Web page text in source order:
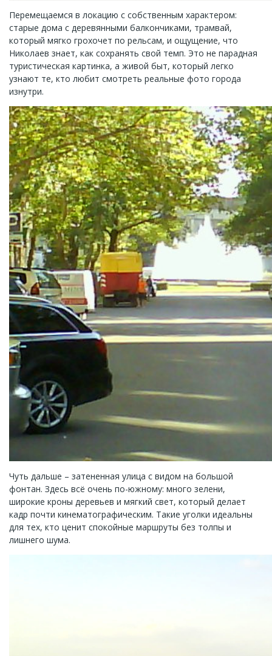
Перемещаемся в локацию с собственным характером:
старые дома с деревянными балкончиками, трамвай,
который мягко грохочет по рельсам, и ощущение, что
Николаев знает, как сохранять свой темп. Это не парадная
туристическая картинка, а живой быт, который легко
узнают те, кто любит смотреть реальные фото города
изнутри.
Чуть дальше – затененная улица с видом на большой
фонтан. Здесь всё очень по-южному: много зелени,
широкие кроны деревьев и мягкий свет, который делает
кадр почти кинематографическим. Такие уголки идеальны
для тех, кто ценит спокойные маршруты без толпы и
лишнего шума.